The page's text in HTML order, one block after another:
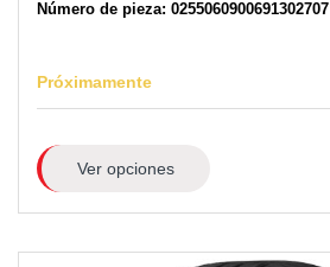
Número de pieza: 0255060900691302707
Próximamente
Ver opciones